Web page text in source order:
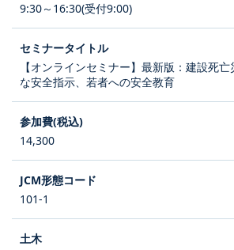
9:30～16:30(受付9:00)
【オンラインセミナー】最新版：建設死
な安全指示、若者への安全教育
14,300
101-1